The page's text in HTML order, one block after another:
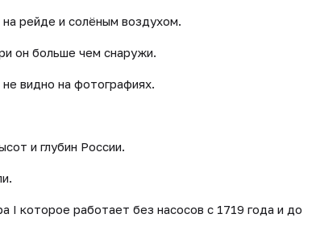
рейде и солёным воздухом.
он больше чем снаружи.
видно на фотографиях.
и глубин России.
которое работает без насосов с 1719 года и до